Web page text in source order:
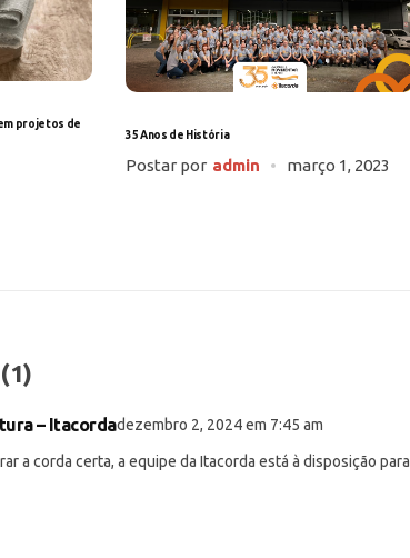
projetos de
35 Anos de História
Postar por admin março 1, 2023
– Itacordadezembro 2, 2024 em 7:45 am
a corda certa, a equipe da Itacorda está à disposição para